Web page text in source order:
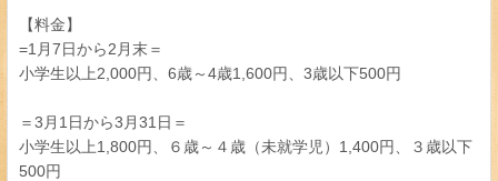
【料金】
=1月7日から2月末＝
小学生以上2,000円、6歳～4歳1,600円、3歳以下500円
＝3月1日から3月31日＝
小学生以上1,800円、６歳～４歳（未就学児）1,400円、３歳以下
500円